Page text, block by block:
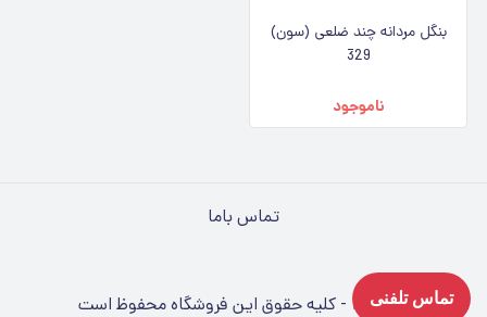
بنگل مردانه چند ضلعی (سون)
329
ناموجود
تماس باما
©۱۴۰۵ - کلیه حقوق این فروشگاه محفوظ است تماس تلفنی